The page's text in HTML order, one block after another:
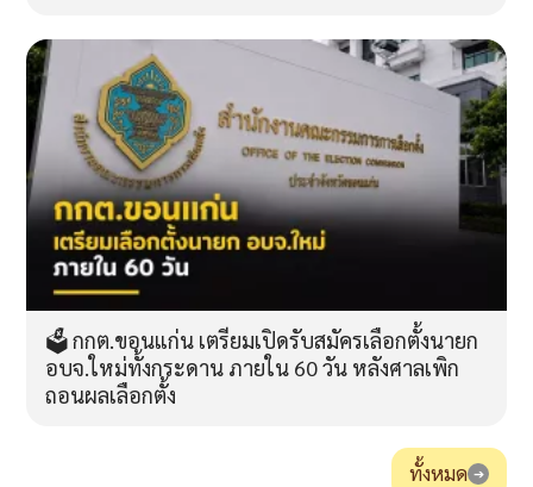
🗳️ กกต.ขอนแก่น เตรียมเปิดรับสมัครเลือกตั้งนายก
อบจ.ใหม่ทั้งกระดาน ภายใน 60 วัน หลังศาลเพิก
ถอนผลเลือกตั้ง
ทั้งหมด ➔